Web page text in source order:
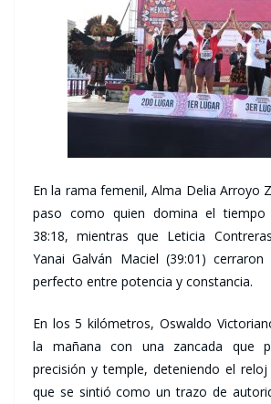
En la rama femenil, Alma Delia Arroyo
paso como quien domina el tiempo
38:18, mientras que Leticia
Yanai Galván Maciel (39:01)
perfecto entre potencia y constancia.
En los 5 kilómetros, Oswaldo
la mañana con una zancada que
precisión y temple, deteniendo el
que se sintió como un trazo de